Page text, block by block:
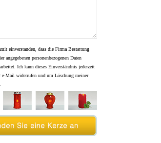
einverstanden, dass die Firma Bestattung
angegebenen personenbezogenen Daten
Ich kann dieses Einverständnis jederzeit
e-Mail widerrufen und um Löschung meiner